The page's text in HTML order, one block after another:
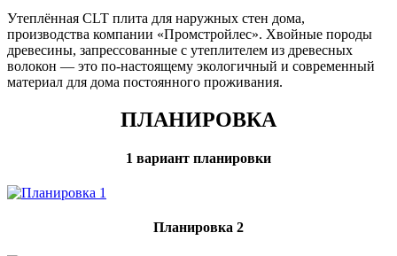
Утеплённая CLT плита для наружных стен дома,
производства компании «Промстройлес». Хвойные породы
древесины, запрессованные с утеплителем из древесных
волокон — это по-настоящему экологичный и современный
материал для дома постоянного проживания.
ПЛАНИРОВКА
1 вариант планировки
Планировка 2